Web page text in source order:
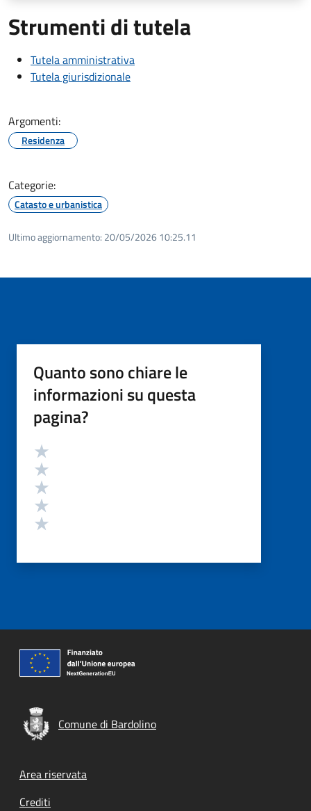
Strumenti di tutela
Tutela amministrativa
Tutela giurisdizionale
Argomenti:
Residenza
Categorie:
Catasto e urbanistica
Ultimo aggiornamento: 20/05/2026 10:25.11
Quanto sono chiare le
informazioni su questa
pagina?
Valutazione
Comune di Bardolino
Footer menu
Area riservata
Crediti